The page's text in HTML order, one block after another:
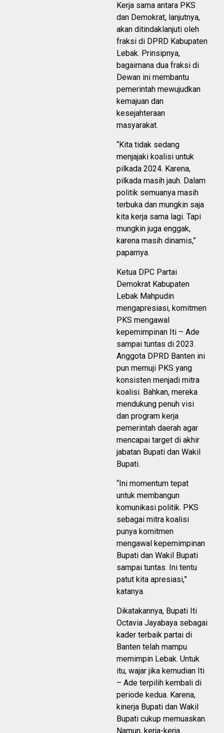
Kerja sama antara PKS
dan Demokrat, lanjutnya,
akan ditindaklanjuti oleh
fraksi di DPRD Kabupaten
Lebak. Prinsipnya,
bagaimana dua fraksi di
Dewan ini membantu
pemerintah mewujudkan
kemajuan dan
kesejahteraan
masyarakat.
“Kita tidak sedang
menjajaki koalisi untuk
pilkada 2024. Karena,
pilkada masih jauh. Dalam
politik semuanya masih
terbuka dan mungkin saja
kita kerja sama lagi. Tapi
mungkin juga enggak,
karena masih dinamis,”
paparnya.
Ketua DPC Partai
Demokrat Kabupaten
Lebak Mahpudin
mengapresiasi, komitmen
PKS mengawal
kepemimpinan Iti – Ade
sampai tuntas di 2023.
Anggota DPRD Banten ini
pun memuji PKS yang
konsisten menjadi mitra
koalisi. Bahkan, mereka
mendukung penuh visi
dan program kerja
pemerintah daerah agar
mencapai target di akhir
jabatan Bupati dan Wakil
Bupati.
“Ini momentum tepat
untuk membangun
komunikasi politik. PKS
sebagai mitra koalisi
punya komitmen
mengawal kepemimpinan
Bupati dan Wakil Bupati
sampai tuntas. Ini tentu
patut kita apresiasi,”
katanya.
Dikatakannya, Bupati Iti
Octavia Jayabaya sebagai
kader terbaik partai di
Banten telah mampu
memimpin Lebak. Untuk
itu, wajar jika kemudian Iti
– Ade terpilih kembali di
periode kedua. Karena,
kinerja Bupati dan Wakil
Bupati cukup memuaskan.
Namun, kerja-kerja